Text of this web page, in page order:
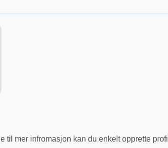
til mer infromasjon kan du enkelt opprette profil